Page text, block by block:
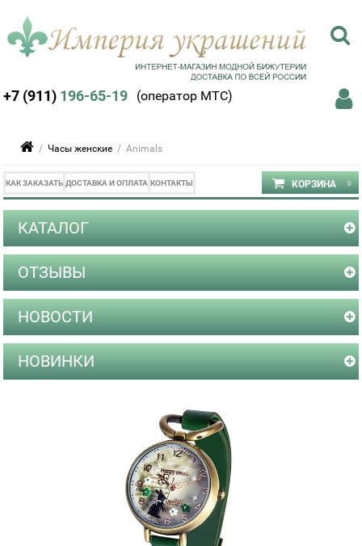
+7 (911) 196-65-19 (оператор МТС)
/Часы женские / Animals
КАК ЗАКАЗАТЬ ДОСТАВКА И ОПЛАТА КОНТАКТЫ
КАТАЛОГ
ОТЗЫВЫ
НОВОСТИ
НОВИНКИ